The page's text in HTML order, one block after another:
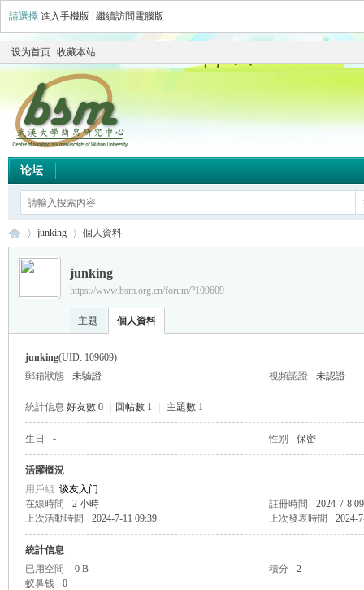
請選擇 進入手機版 繼續訪問電腦版
设为首页 收藏本站
论坛
›
junking 個人資料
junking
https://www.bsm.org.cn/forum/?109609
主題 個人資料
junking(UID: 109609)
郵箱狀態
未驗證 視頻認證 未認證
統計信息 好友數 0 回帖數 1 主題數 1
生日 - 性别 保密
活躍概況
用戶組 谈友入门
在線時間
2 小時 註冊時間
2024-7-8
上次活動時間
2024-7-11 09:39 上次發表時間 2024-
統計信息
已用空間
0 B 積分
2
蚁鼻钱
0